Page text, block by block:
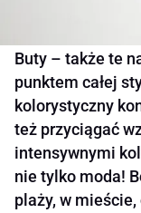
Buty – także te
punktem całej
kolorystyczny
też przyciągać
intensywnymi
nie tylko moda!
plaży, w